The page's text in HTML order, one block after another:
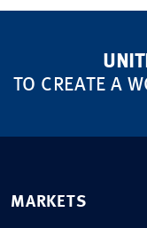
TO CREATE A
MARKETS